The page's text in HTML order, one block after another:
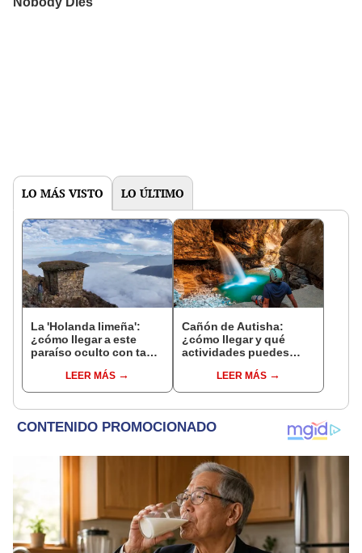
LO MÁS VISTO LO ÚLTIMO
La 'Holanda limeña':
¿cómo llegar a este
paraíso oculto con tan
LEER MÁS
Cañón de Autisha:
¿cómo llegar y qué
actividades puedes
horas de Lima?
LEER MÁS